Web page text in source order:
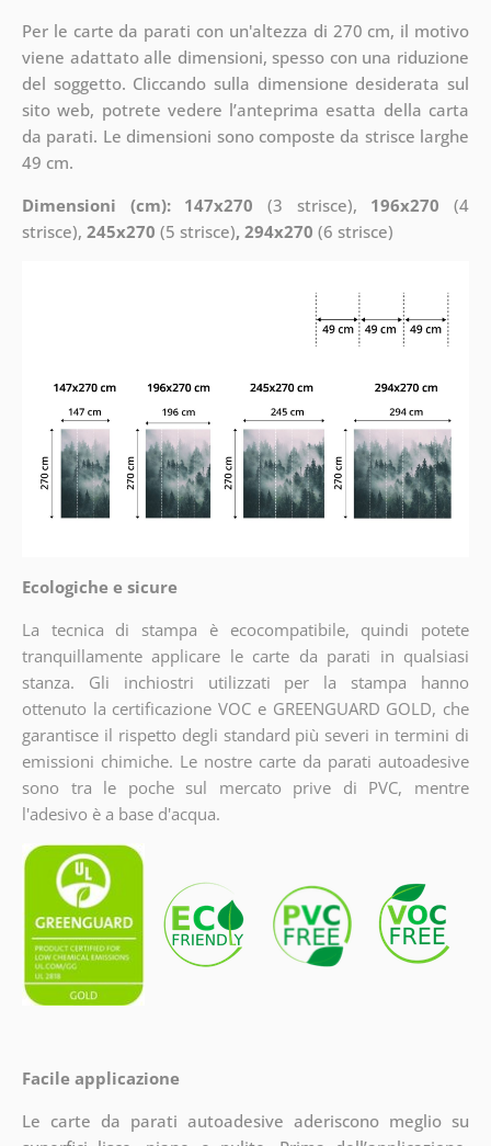
Per le carte da parati con un'altezza di 270 cm, il motivo
viene adattato alle dimensioni, spesso con una riduzione
del soggetto. Cliccando sulla dimensione desiderata sul
sito web, potrete vedere l’anteprima esatta della carta
da parati. Le dimensioni sono composte da strisce larghe
49 cm.
Dimensioni (cm): 147x270 (3 strisce), 196x270 (4
strisce), 245x270 (5 strisce), 294x270 (6 strisce)
Ecologiche e sicure
La tecnica di stampa è ecocompatibile, quindi potete
tranquillamente applicare le carte da parati in qualsiasi
stanza. Gli inchiostri utilizzati per la stampa hanno
ottenuto la certificazione VOC e GREENGUARD GOLD, che
garantisce il rispetto degli standard più severi in termini di
emissioni chimiche. Le nostre carte da parati autoadesive
sono tra le poche sul mercato prive di PVC, mentre
l'adesivo è a base d'acqua.
Facile applicazione
Le carte da parati autoadesive aderiscono meglio su